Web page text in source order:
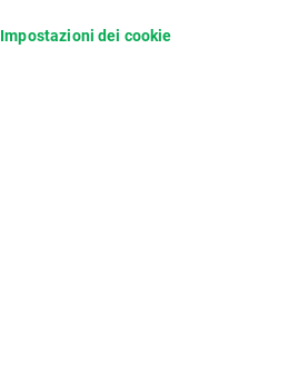
Impostazioni dei cookie